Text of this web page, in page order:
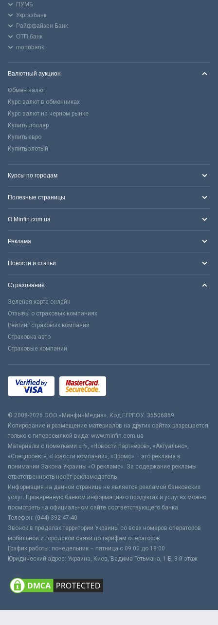
ПУМБ
Укргазбанк
Райффайзен Банк
ОТП банк
monobank
Валютный аукцион
Обмен валют
Курс валют в обменниках
Курс валют на черном рынке
Купить доллар
Купить евро
Купить злотый
Курсы по городам
Полезные страницы
О Minfin.com.ua
Реклама
Новости и статьи
Страхование
Зеленая карта онлайн
Отзывы о страховых компаниях
Рейтинг страховых компаний
Страховка авто
Страховые компании
© 2008-2026 ООО «МинфинМедиа». Код ЕГРПОУ: 35506859
Копирование и размещение материалов на других сайтах разрешается
только с гиперссылкой вида: www.minfin.com.ua
Материалы с пометками «Р», «Новости партнёров», «Актуально»,
«Спецпроект», «Новости компаний», «Промо» – это реклама в
понимании Закона Украины «О рекламе». За содержание рекламы
ответственность несёт рекламодатель.
Информация на данной странице не является рекламой банковских
услуг. Проверенную банком информацию о продуктах и услугах можно
посмотреть на официальном сайте соответствующего банка.
Телефон: (044) 392-47-40
Звонок в пределах территории Украины со всех номеров операторов
мобильной и городской связи по тарифам операторов
График работы: понедельник – пятница с 09:00 до 18:00
Юридический адрес: Украина, Киев, Вадима Гетьмана, 1-Б, 3-й этаж